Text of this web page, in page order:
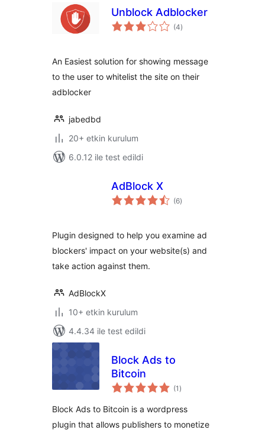
Unblock Adblocker
(4toplam
puan
)
An Easiest solution for showing message
to the user to whitelist the site on their
adblocker
jabedbd
20+ etkin kurulum
6.0.12 ile test edildi
AdBlock X
(6toplam
puan
)
Plugin designed to help you examine ad
blockers' impact on your website(s) and
take action against them.
AdBlockX
10+ etkin kurulum
4.4.34 ile test edildi
Block Ads to
Bitcoin
(1 toplam
puan
)
Block Ads to Bitcoin is a wordpress
plugin that allows publishers to monetize